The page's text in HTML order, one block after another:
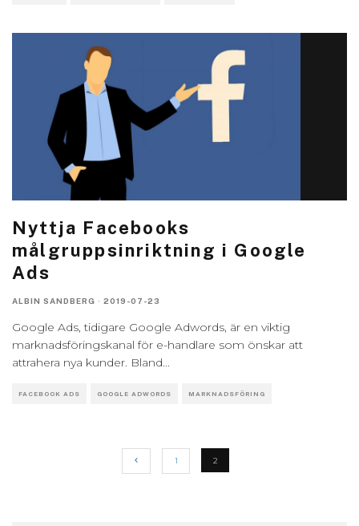
Nyttja Facebooks
målgruppsinriktning i Google
Ads
ALBIN SANDBERG · 2019-07-23
Google Ads, tidigare Google Adwords, är en viktig
marknadsföringskanal för e-handlare som önskar att
attrahera nya kunder. Bland...
FACEBOOK ADS GOOGLE ADWORDS MARKNADSFÖRING
1 2